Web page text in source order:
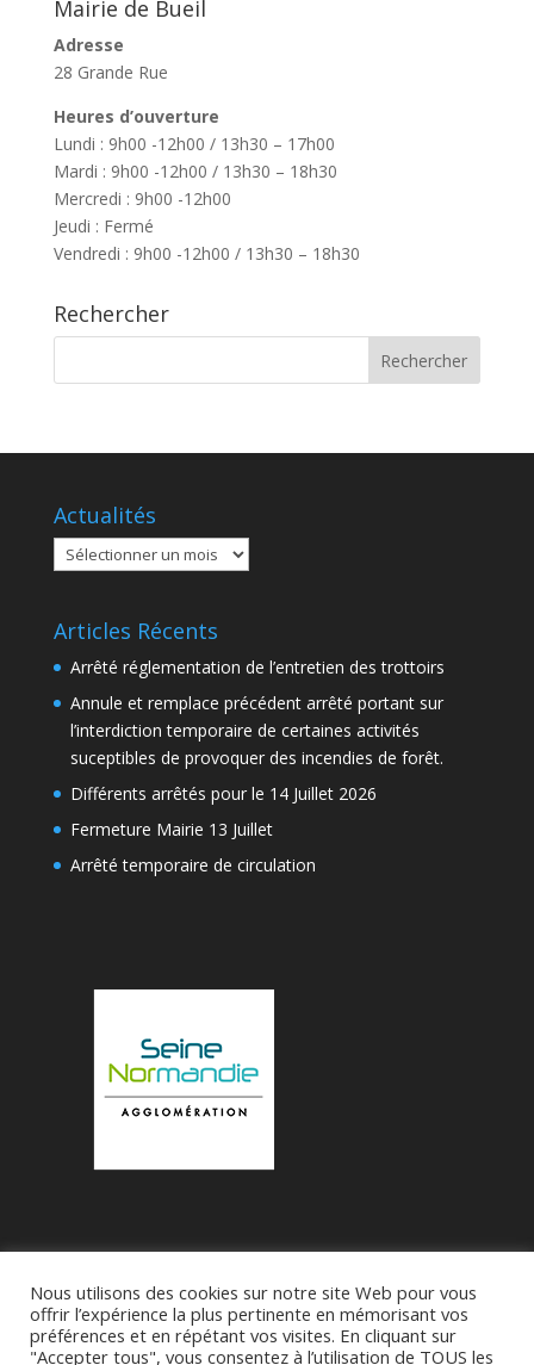
Mairie de Bueil
Adresse
28 Grande Rue
Heures d’ouverture
Lundi : 9h00 -12h00 / 13h30 – 17h00
Mardi : 9h00 -12h00 / 13h30 – 18h30
Mercredi : 9h00 -12h00
Jeudi : Fermé
Vendredi : 9h00 -12h00 / 13h30 – 18h30
Rechercher
Actualités
Actualités
Articles Récents
Arrêté réglementation de l’entretien des trottoirs
Annule et remplace précédent arrêté portant sur
l’interdiction temporaire de certaines activités
suceptibles de provoquer des incendies de forêt.
Différents arrêtés pour le 14 Juillet 2026
Fermeture Mairie 13 Juillet
Arrêté temporaire de circulation
Accueil Municipalité
Le Village de Bueil
Associations
Nous utilisons des cookies sur notre site Web pour vous
offrir l’expérience la plus pertinente en mémorisant vos
préférences et en répétant vos visites. En cliquant sur
"Accepter tous", vous consentez à l’utilisation de TOUS les